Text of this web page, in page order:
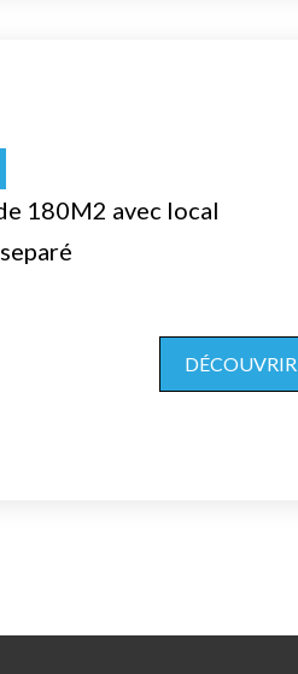
180M2 avec local
DÉCOUVRIR